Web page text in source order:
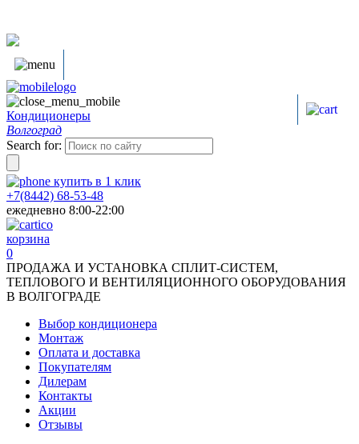
Кондиционеры
Волгоград
Search for:
купить в 1 клик
+7(8442) 68-53-48
ежедневно 8:00-22:00
корзина
0
ПРОДАЖА И УСТАНОВКА СПЛИТ-СИСТЕМ,
ТЕПЛОВОГО И ВЕНТИЛЯЦИОННОГО ОБОРУДОВАНИЯ
В ВОЛГОГРАДЕ
Выбор кондиционера
Монтаж
Оплата и доставка
Покупателям
Дилерам
Контакты
Акции
Отзывы